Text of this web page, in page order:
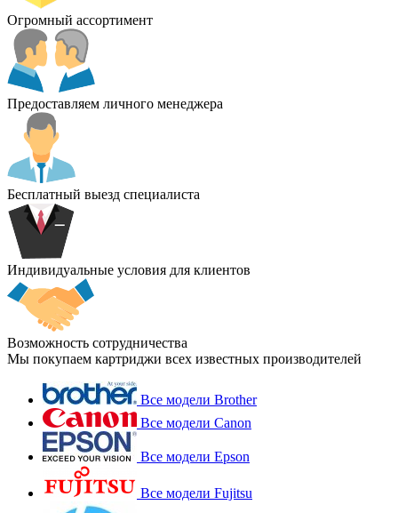
Огромный ассортимент
Предоставляем личного менеджера
Бесплатный выезд специалиста
Индивидуальные условия для клиентов
Возможность сотрудничества
Мы покупаем картриджи всех известных производителей
Все модели Brother
Все модели Canon
Все модели Epson
Все модели Fujitsu